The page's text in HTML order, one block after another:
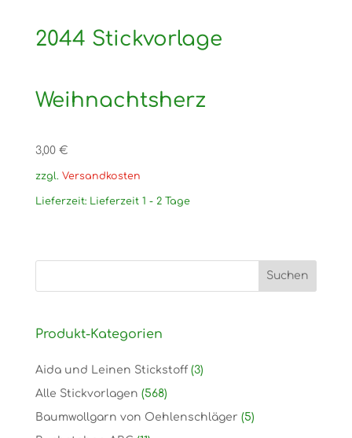
2044 Stickvorlage
Weihnachtsherz
3,00 €
zzgl. Versandkosten
Lieferzeit: Lieferzeit 1 - 2 Tage
Produkt-Kategorien
Aida und Leinen Stickstoff (3)
Alle Stickvorlagen (568)
Baumwollgarn von Oehlenschläger (5)